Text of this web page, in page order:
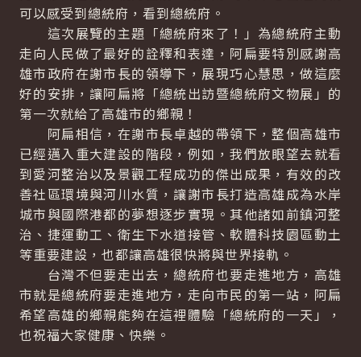
可以感受到總統府，看到總統府。
這次展覽的主題「總統府來了！」為總統府主動
走向人民做了最好的詮釋和表達，阿扁要特別感謝高
雄市政府在謝市長的領導下，展現巧心慧思，做這麼
好的安排，讓阿扁將「總統出訪暨總統府文物展」的
第一次就給了高雄市的鄉親！
阿扁相信，在謝市長卓越的帶領下，整個高雄市
已經邁入重大建設的階段，例如，我們放眼望去就看
到愛河整治以及景觀工程成功的傑出成果，有效的改
善社區環境與河川水質，讓謝市長打造高雄成為水岸
城市與國際港都的夢想逐步實現。其他諸如前鎮河整
治、捷運動工、衛生下水道接管、軟體科技園區動土
等重要建設，也都讓高雄很快將與世界接軌。
台灣不但要走出去，總統府也要走進地方，高雄
市就是總統府要走進地方，走向市民的第一站，阿扁
希望高雄的鄉親能夠在這裡體驗「總統府的一天」，
也祝福大家健康、快樂。